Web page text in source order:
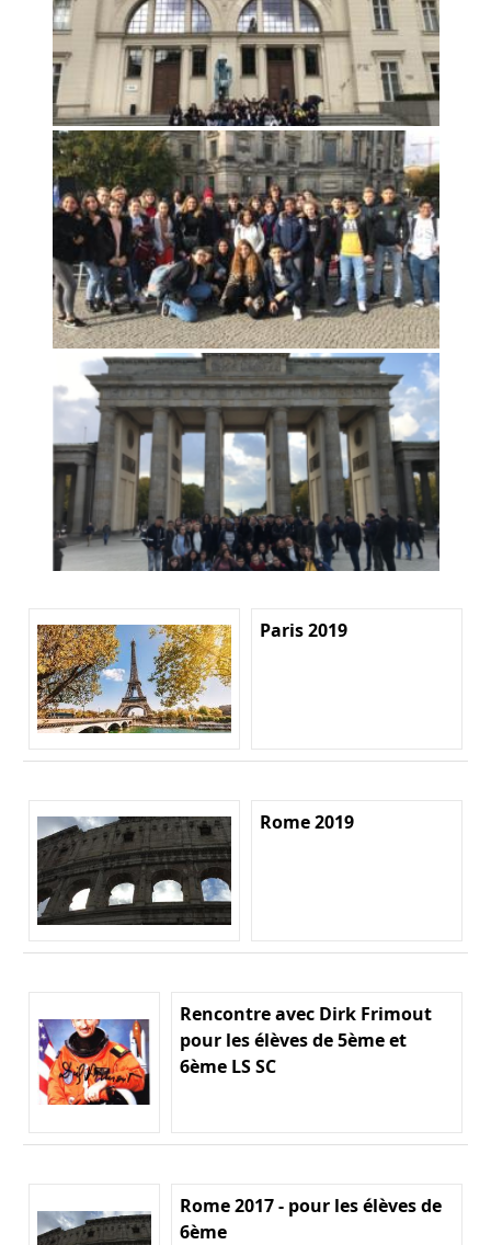
Paris 2019
Rome 2019
Rencontre avec Dirk Frimout
pour les élèves de 5ème et
6ème LS SC
Rome 2017 - pour les élèves de
6ème